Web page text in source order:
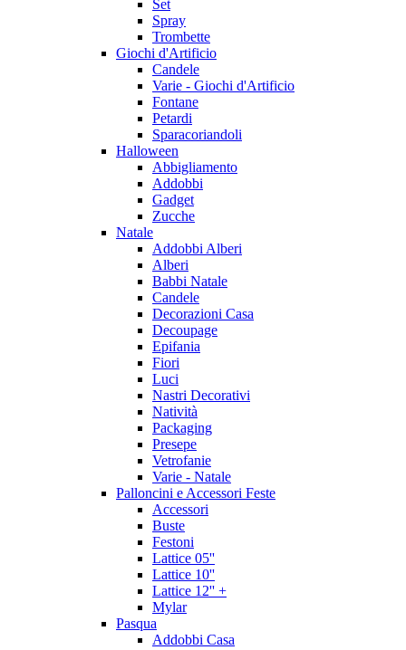
Set
Spray
Trombette
Giochi d'Artificio
Candele
Varie - Giochi d'Artificio
Fontane
Petardi
Sparacoriandoli
Halloween
Abbigliamento
Addobbi
Gadget
Zucche
Natale
Addobbi Alberi
Alberi
Babbi Natale
Candele
Decorazioni Casa
Decoupage
Epifania
Fiori
Luci
Nastri Decorativi
Natività
Packaging
Presepe
Vetrofanie
Varie - Natale
Palloncini e Accessori Feste
Accessori
Buste
Festoni
Lattice 05''
Lattice 10''
Lattice 12'' +
Mylar
Pasqua
Addobbi Casa